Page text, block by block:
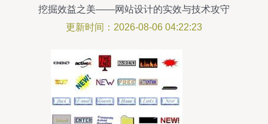
挖掘效益之美——网站设计的实效与技术攻守
更新时间：2026-08-06 04:22:23